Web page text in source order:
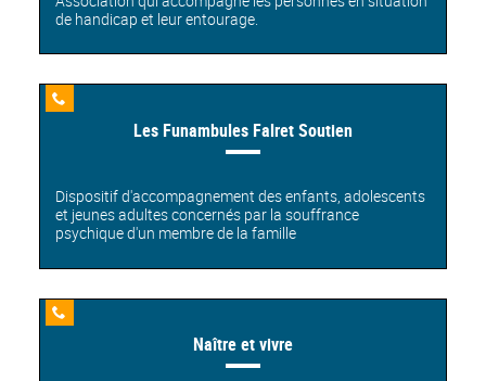
de handicap et leur entourage.
Les Funambules Falret Soutien
Dispositif d'accompagnement des enfants, adolescents
et jeunes adultes concernés par la souffrance
psychique d'un membre de la famille
Naître et vivre